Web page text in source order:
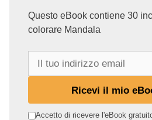
Questo eBook contiene 30
colorare Mandala
o
Ricevi il mio
Accetto di ricevere l'eBook